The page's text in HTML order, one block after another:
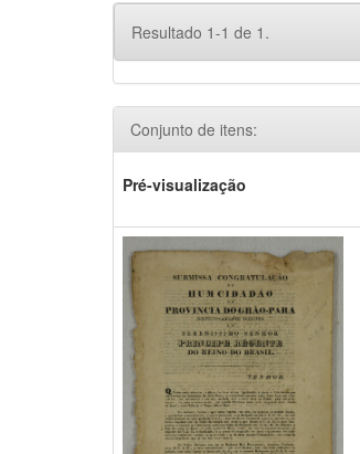
Resultado 1-1 de 1.
Conjunto de itens:
Pré-visualização